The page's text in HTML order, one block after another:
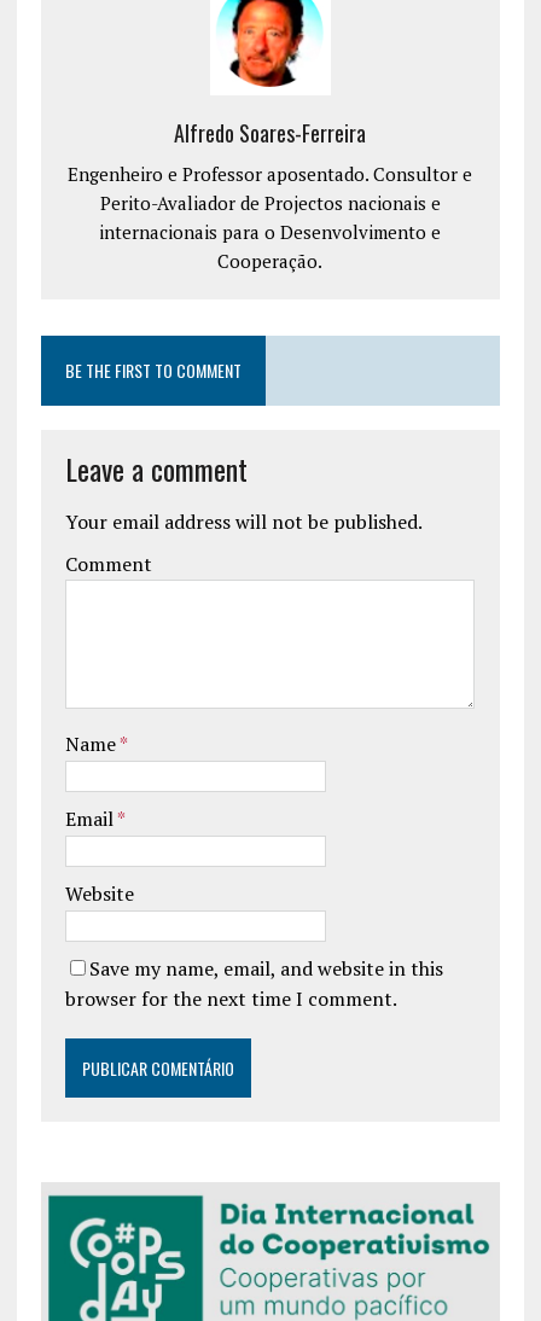
Alfredo Soares-Ferreira
Engenheiro e Professor aposentado. Consultor e
Perito-Avaliador de Projectos nacionais e
internacionais para o Desenvolvimento e
Cooperação.
BE THE FIRST TO COMMENT
Leave a comment
Your email address will not be published.
Comment
Name*
Email*
Website
Save my name, email, and website in this
browser for the next time I comment.